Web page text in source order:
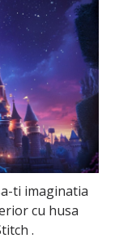
ti imaginatia
cu husa
.